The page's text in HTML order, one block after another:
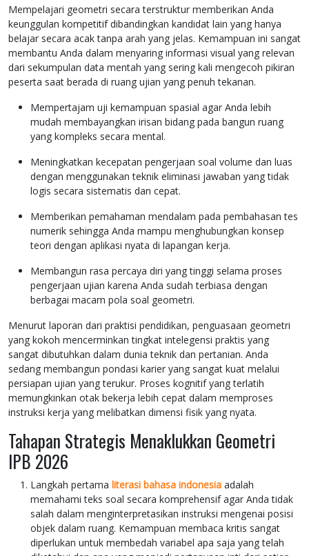
Mempelajari geometri secara terstruktur memberikan Anda
keunggulan kompetitif dibandingkan kandidat lain yang hanya
belajar secara acak tanpa arah yang jelas. Kemampuan ini sangat
membantu Anda dalam menyaring informasi visual yang relevan
dari sekumpulan data mentah yang sering kali mengecoh pikiran
peserta saat berada di ruang ujian yang penuh tekanan.
Mempertajam uji kemampuan spasial agar Anda lebih
mudah membayangkan irisan bidang pada bangun ruang
yang kompleks secara mental.
Meningkatkan kecepatan pengerjaan soal volume dan luas
dengan menggunakan teknik eliminasi jawaban yang tidak
logis secara sistematis dan cepat.
Memberikan pemahaman mendalam pada pembahasan tes
numerik sehingga Anda mampu menghubungkan konsep
teori dengan aplikasi nyata di lapangan kerja.
Membangun rasa percaya diri yang tinggi selama proses
pengerjaan ujian karena Anda sudah terbiasa dengan
berbagai macam pola soal geometri.
Menurut laporan dari praktisi pendidikan, penguasaan geometri
yang kokoh mencerminkan tingkat intelegensi praktis yang
sangat dibutuhkan dalam dunia teknik dan pertanian. Anda
sedang membangun pondasi karier yang sangat kuat melalui
persiapan ujian yang terukur. Proses kognitif yang terlatih
memungkinkan otak bekerja lebih cepat dalam memproses
instruksi kerja yang melibatkan dimensi fisik yang nyata.
Tahapan Strategis Menaklukkan Geometri
IPB 2026
Langkah pertama literasi bahasa indonesia adalah
memahami teks soal secara komprehensif agar Anda tidak
salah dalam menginterpretasikan instruksi mengenai posisi
objek dalam ruang. Kemampuan membaca kritis sangat
diperlukan untuk membedah variabel apa saja yang telah